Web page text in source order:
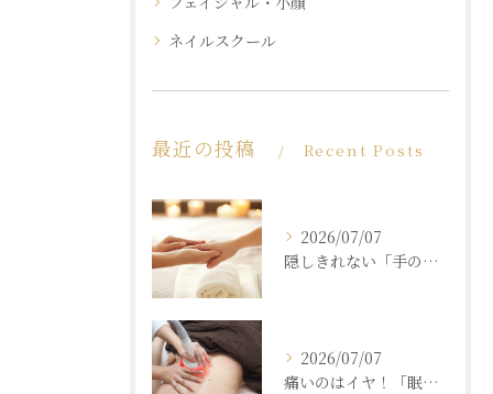
ネイルスクール
最近の投稿 Recent Posts
2026/07/07
隠しきれない「手の老化」を根本ケア！ふっくら若々しい手肌を取り戻す本格ハンドエステ
2026/07/07
痛いのはイヤ！「眠れるほど気持ちいいのに結果が出る」痩身エステの秘密